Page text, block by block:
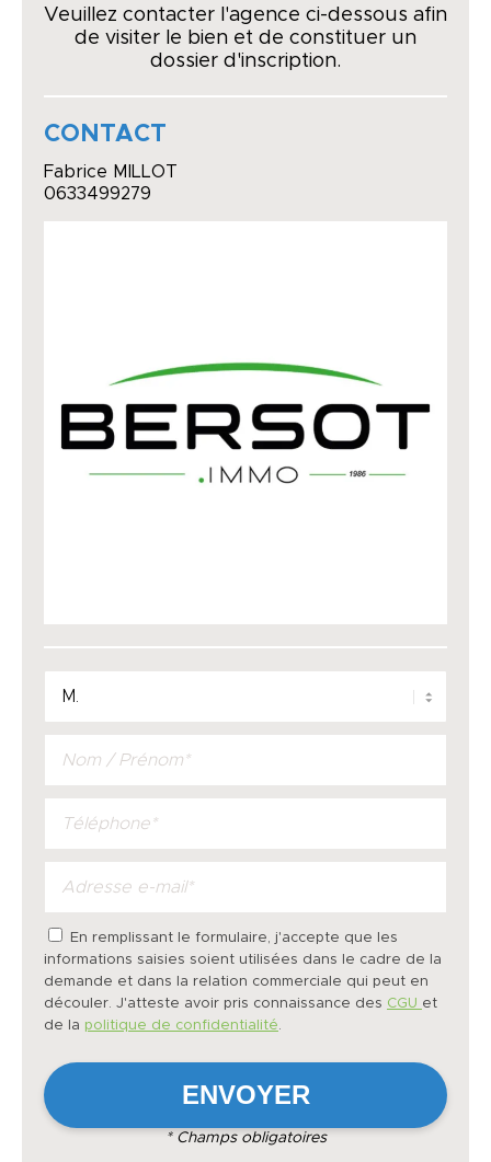
Veuillez contacter l'agence ci-dessous afin
de visiter le bien et de constituer un
dossier d'inscription.
CONTACT
Fabrice MILLOT
0633499279
En remplissant le formulaire, j'accepte que les
informations saisies soient utilisées dans le cadre de la
demande et dans la relation commerciale qui peut en
découler. J'atteste avoir pris connaissance des CGU et
de la politique de confidentialité.
* Champs obligatoires